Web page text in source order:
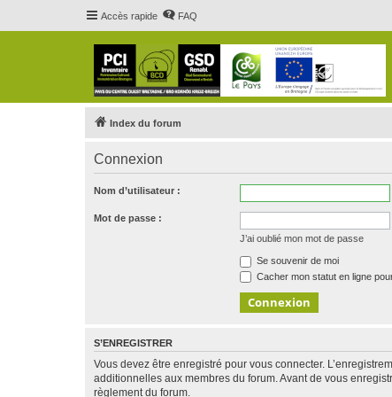
Accès rapide FAQ
Index du forum
Connexion
Nom d’utilisateur :
Mot de passe :
J’ai oublié mon mot de passe
Se souvenir de moi
Cacher mon statut en ligne
S’ENREGISTRER
Vous devez être enregistré pour vous connecter.
additionnelles aux membres du forum. Avant de vous
règlement du forum.